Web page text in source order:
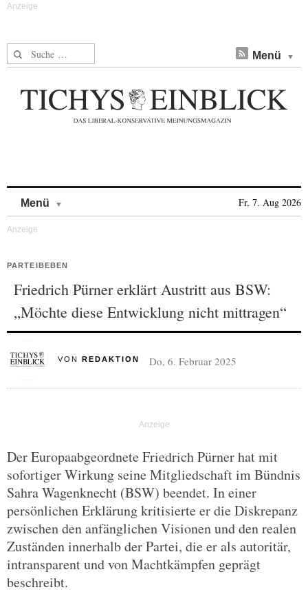
Suche nach: Menü
Menü Fr, 7. Aug 2026
PARTEIBEBEN
Friedrich Pürner erklärt Austritt aus BSW:
„Möchte diese Entwicklung nicht mittragen“
VON REDAKTION Do, 6. Februar 2025
Der Europaabgeordnete Friedrich Pürner hat mit
sofortiger Wirkung seine Mitgliedschaft im Bündnis
Sahra Wagenknecht (BSW) beendet. In einer
persönlichen Erklärung kritisierte er die Diskrepanz
zwischen den anfänglichen Visionen und den realen
Zuständen innerhalb der Partei, die er als autoritär,
intransparent und von Machtkämpfen geprägt
beschreibt.